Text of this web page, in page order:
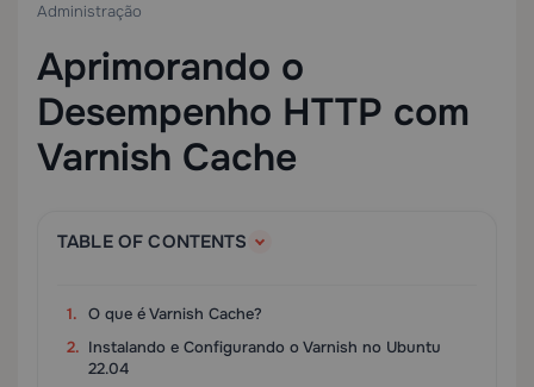
Administração
Aprimorando o
Desempenho HTTP com
Varnish Cache
TABLE OF CONTENTS
O que é Varnish Cache?
Instalando e Configurando o Varnish no Ubuntu
22.04